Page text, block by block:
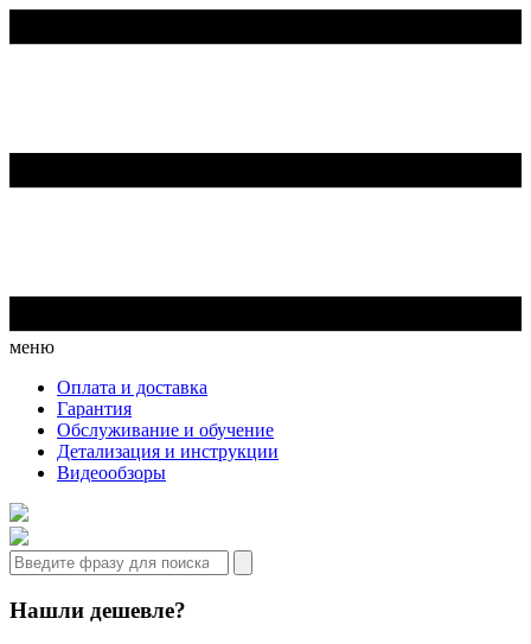
меню
Оплата и доставка
Гарантия
Обслуживание и обучение
Детализация и инструкции
Видеообзоры
Нашли дешевле?